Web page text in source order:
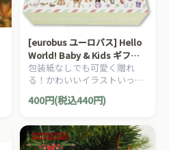
[eurobus ユーロバス] Hello
World! Baby & Kids ギフト
ボックス
包装紙なしでも可愛く贈れ
る！かわいいイラストいっぱ
い！動物たちが描かれた、贈
り物用のオリジナルギフトボ
400円(税込440円)